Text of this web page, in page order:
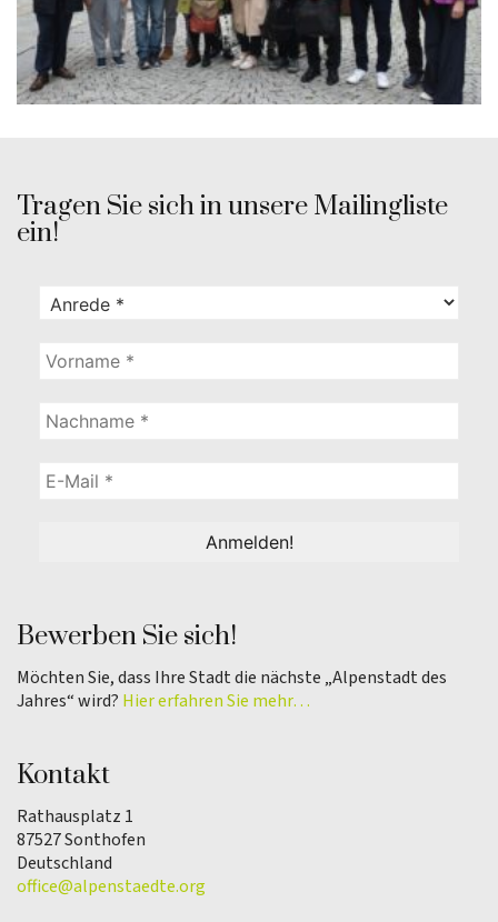
Tragen Sie sich in unsere Mailingliste
ein!
Bewerben Sie sich!
Möchten Sie, dass Ihre Stadt die nächste „Alpenstadt des
Jahres“ wird? Hier erfahren Sie mehr…
Kontakt
Rathausplatz 1
87527 Sonthofen
Deutschland
office@alpenstaedte.org